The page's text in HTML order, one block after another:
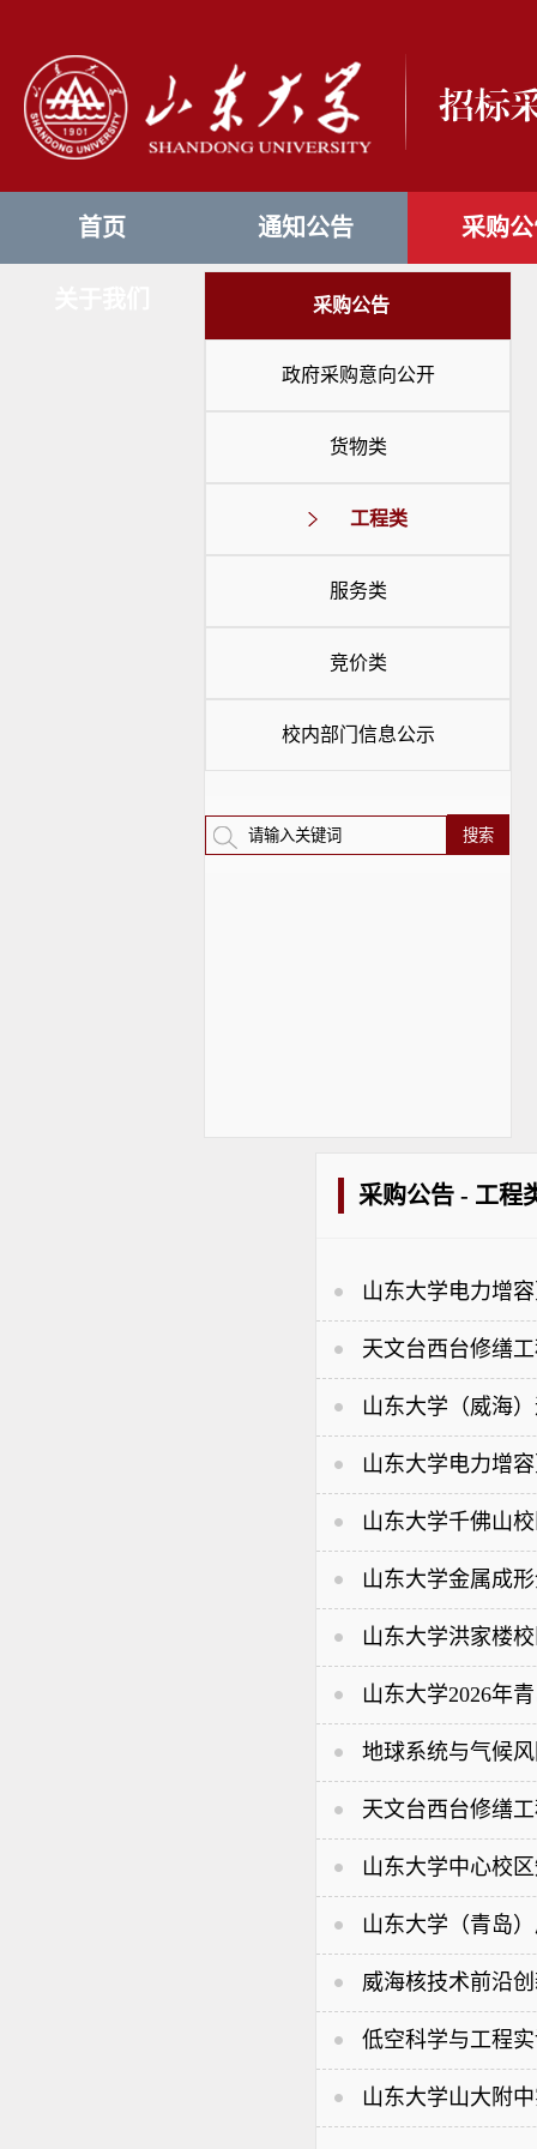
首页 通知公告 采购
采购公告
政府采购意向公开
货物类
工程类
服务类
竞价类
校内部门信息公示
采购公告 - 工程
山东大学电力增
天文台西台修缮
山东大学（威海
山东大学电力增
山东大学千佛山
山东大学金属成
山东大学洪家楼
山东大学2026年
地球系统与气候
天文台西台修缮
山东大学中心校
山东大学（青岛
威海核技术前沿
低空科学与工程
山东大学山大附